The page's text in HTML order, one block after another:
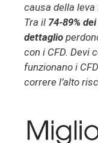
causa della leva
Tra il 74-89%
dettaglio
con i CFD. Devi
funzionano i
correre l’alto